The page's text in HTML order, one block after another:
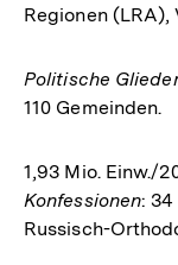
Regionen (LRA),
Politische
110 Gemeinden.
1,93 Mio. Einw./
Konfessionen: 34
Russisch-